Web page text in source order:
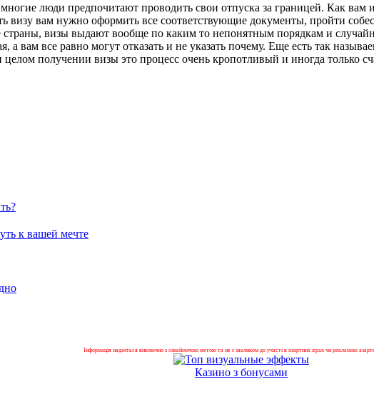
люди предпочитают проводить свои отпуска за границей. Как вам
визу вам нужно оформить все соответствующие документы, пройти
страны, визы выдают вообще по каким то непонятным порядкам и
а вам все равно могут отказать и не указать почему. Еще есть так
получении визы это процесс очень кропотливый и иногда только
к вашей мечте
Інформація надається виключно з ознайомчою метою та не є закликом до участі в азартних іграх чи рекламою
Казино з бонусами